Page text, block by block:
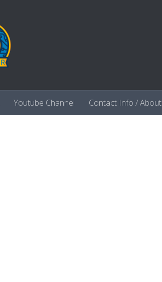
Youtube Channel Contact Info / About